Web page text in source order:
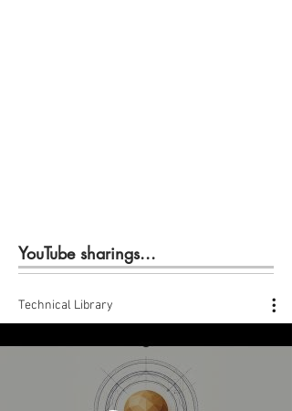
YouTube sharings...
Technical Library